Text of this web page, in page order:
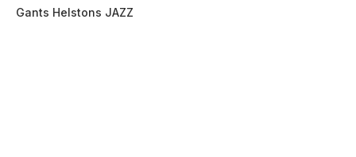
Gants Helstons JAZZ